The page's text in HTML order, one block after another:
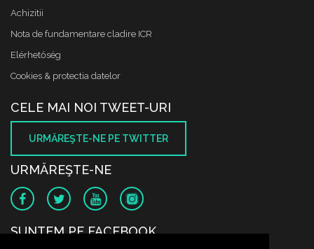
Achizitii
Nota de fundamentare cladire ICR
Elérhetőség
Cookies & protectia datelor
CELE MAI NOI TWEET-URI
URMĂREŞTE-NE PE TWITTER
URMĂREŞTE-NE
SUNTEM PE FACEBOOK